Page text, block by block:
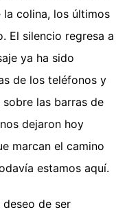
la colina, los últimos
El silencio regresa a
ya ha sido
de los teléfonos y
las barras de
dejaron hoy
marcan el camino
estamos aquí.
deseo de ser